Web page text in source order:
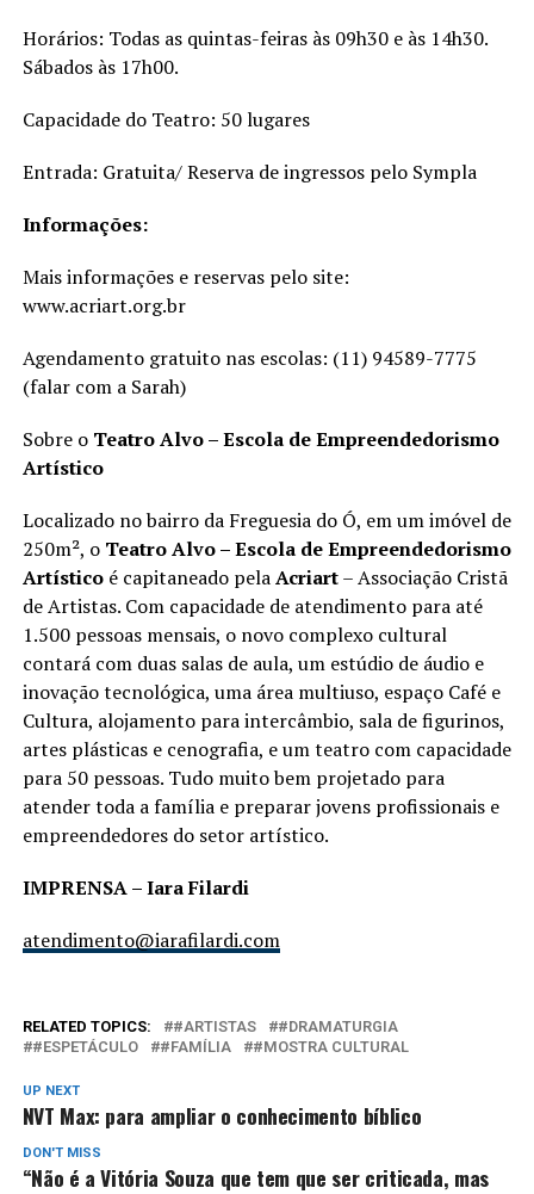
Horários: Todas as quintas-feiras às 09h30 e às 14h30.
Sábados às 17h00.
Capacidade do Teatro: 50 lugares
Entrada: Gratuita/ Reserva de ingressos pelo Sympla
Informações:
Mais informações e reservas pelo site:
www.acriart.org.br
Agendamento gratuito nas escolas: (11) 94589-7775
(falar com a Sarah)
Sobre o Teatro Alvo – Escola de Empreendedorismo
Artístico
Localizado no bairro da Freguesia do Ó, em um imóvel de
250m², o Teatro Alvo – Escola de Empreendedorismo
Artístico é capitaneado pelaAcriart– Associação Cristã
de Artistas. Com capacidade de atendimento para até
1.500 pessoas mensais, o novo complexo cultural
contará com duas salas de aula, um estúdio de áudio e
inovação tecnológica, uma área multiuso, espaço Café e
Cultura, alojamento para intercâmbio, sala de figurinos,
artes plásticas e cenografia, e um teatro com capacidade
para 50 pessoas. Tudo muito bem projetado para
atender toda a família e preparar jovens profissionais e
empreendedores do setor artístico.
IMPRENSA – Iara Filardi
atendimento@iarafilardi.com
RELATED TOPICS: #ARTISTAS
#DRAMATURGIA
#ESPETÁCULO
#FAMÍLIA #MOSTRA CULTURAL
UP NEXT
NVT Max: para ampliar o conhecimento bíblico
DON'T MISS
“Não é a Vitória Souza que tem que ser criticada, mas